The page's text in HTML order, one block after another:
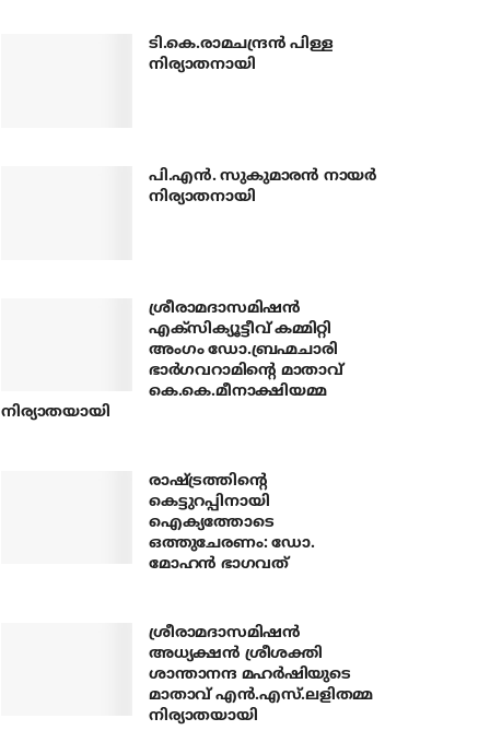
ടി.കെ.രാമചന്ദ്രന്‍ പിള്ള
നിര്യാതനായി
പി.എന്‍. സുകുമാരന്‍ നായര്‍
നിര്യാതനായി
ശ്രീരാമദാസമിഷന്‍
എക്‌സിക്യൂട്ടീവ് കമ്മിറ്റി
അംഗം ഡോ.ബ്രഹ്മചാരി
ഭാര്‍ഗവറാമിന്റെ മാതാവ്
കെ.കെ.മീനാക്ഷിയമ്മ
നിര്യാതയായി
രാഷ്ട്രത്തിന്റെ
കെട്ടുറപ്പിനായി
ഐക്യത്തോടെ
ഒത്തുചേരണം: ഡോ.
മോഹന്‍ ഭാഗവത്
ശ്രീരാമദാസമിഷന്‍
അധ്യക്ഷന്‍ ശ്രീശക്തി
ശാന്താനന്ദ മഹര്‍ഷിയുടെ
മാതാവ് എന്‍.എസ്.ലളിതമ്മ
നിര്യാതയായി